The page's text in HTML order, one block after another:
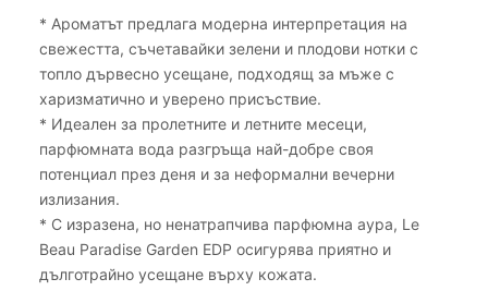
* Ароматът предлага модерна интерпретация на
свежестта, съчетавайки зелени и плодови нотки с
топло дървесно усещане, подходящ за мъже с
харизматично и уверено присъствие.
* Идеален за пролетните и летните месеци,
парфюмната вода разгръща най-добре своя
потенциал през деня и за неформални вечерни
излизания.
* С изразена, но ненатрапчива парфюмна аура, Le
Beau Paradise Garden EDP осигурява приятно и
дълготрайно усещане върху кожата.